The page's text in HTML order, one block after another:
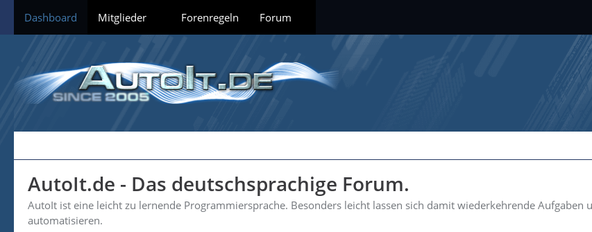
Dashboard Mitglieder Forenregeln Forum
AutoIt.de - Das deutschsprachige Forum.
AutoIt ist eine leicht zu lernende Programmiersprache. Besonders leicht lassen sich damit wiederkehrende Aufgaben
automatisieren.